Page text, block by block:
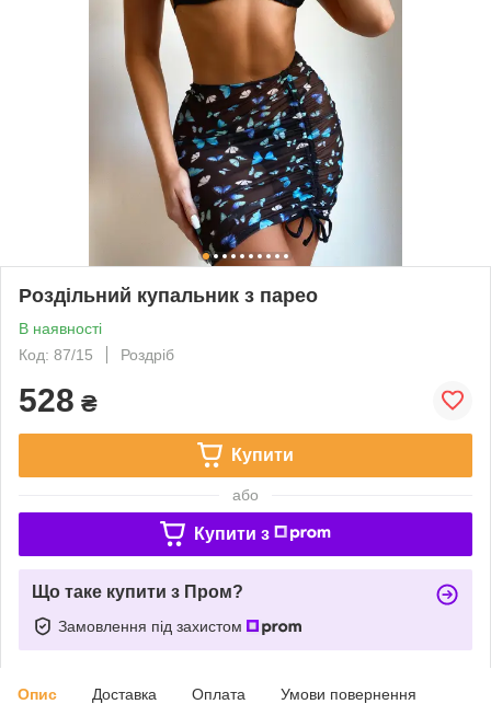
Роздільний купальник з парео
В наявності
Код: 87/15
Роздріб
528 ₴
Купити
або
Купити з
Що таке купити з Пром?
Замовлення під захистом
Опис Доставка Оплата Умови повернення